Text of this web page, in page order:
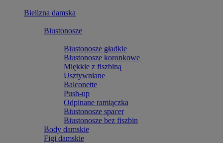
Bielizna damska
Biustonosze
Biustonosze gładkie
Biustonosze koronkowe
Miękkie z fiszbiną
Usztywniane
Balconette
Push-up
Odpinane ramiączka
Biustonosze spacer
Biustonosze bez fiszbin
Body damskie
Figi damskie